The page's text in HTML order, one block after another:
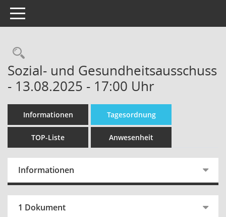
Toggle navigation
Sozial- und Gesundheitsausschuss
- 13.08.2025 - 17:00 Uhr
Informationen Tagesordnung
TOP-Liste Anwesenheit
Informationen
1 Dokument